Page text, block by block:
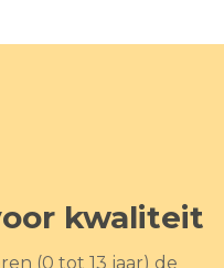
kwaliteit
(0 tot 13 jaar) de